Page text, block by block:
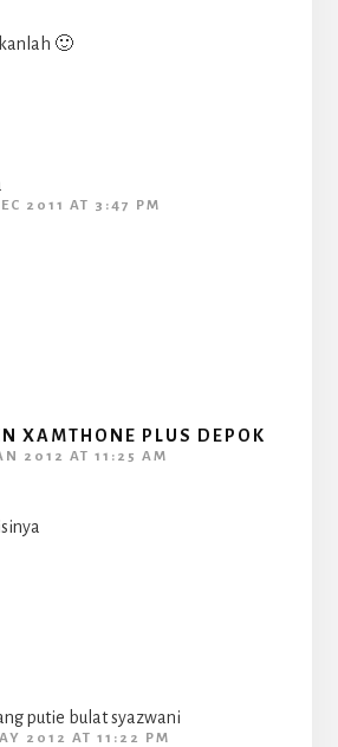
🙂
2011 AT 3:47 PM
XAMTHONE PLUS DEPOK
2012 AT 11:25 AM
putie bulat syazwani
2012 AT 11:22 PM